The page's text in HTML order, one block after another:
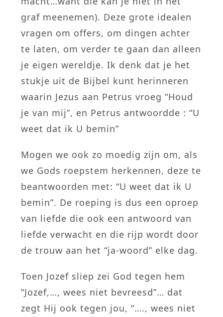
graf meenemen). Deze grote idealen
vragen om offers, om dingen achter
te laten, om verder te gaan dan alleen
je eigen wereldje. Ik denk dat je het
stukje uit de Bijbel kunt herinneren
waarin Jezus aan Petrus vroeg “Houd
je van mij”, en Petrus antwoordde : “U
weet dat ik U bemin”
Mogen we ook zo moedig zijn om, als
we Gods roepstem herkennen, deze te
beantwoorden met: “U weet dat ik U
bemin”. De roeping is dus een oproep
van liefde die ook een antwoord van
liefde verwacht en die rijp wordt door
de trouw aan het “ja-woord” elke dag.
Toen Jozef sliep zei God tegen hem
“Jozef,…, wees niet bevreesd”… dat
zegt Hij ook tegen jou, “…., wees niet